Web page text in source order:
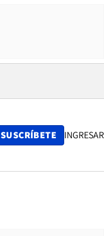
SUSCRÍBETE INGRESAR